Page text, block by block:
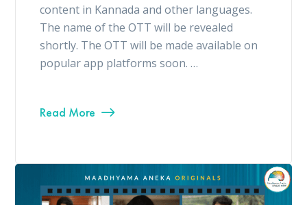
content in Kannada and other languages.
The name of the OTT will be revealed
shortly. The OTT will be made available on
popular app platforms soon. …
Read More